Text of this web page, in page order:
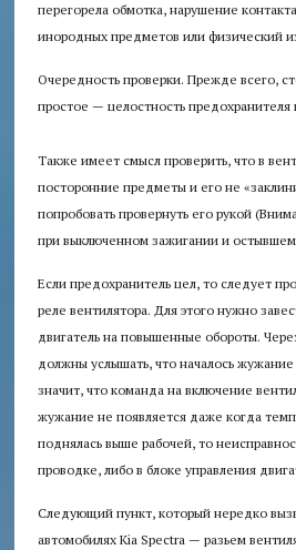
перегорела обмотка, нарушение
инородных предметов или физический
Очередность проверки. Прежде всего,
простое — целостность предохранителя
Также имеет смысл проверить, что в
посторонние предметы и его не
попробовать провернуть его рукой
при выключенном зажигании и
Если предохранитель цел, то следует
реле вентилятора. Для этого нужно
двигатель на повышенные обороты.
должны услышать, что началось
значит, что команда на включение
жужание не появляется даже когда
поднялась выше рабочей, то
проводке, либо в блоке управления
Следующий пункт, который нередко
автомобилях Kia Spectra — разьем